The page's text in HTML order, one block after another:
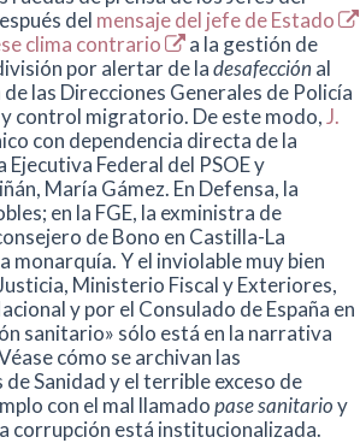
del mensaje del jefe de Estado
clima contrario
a la gestión de
por alertar de ladesafección al
las Direcciones Generales de Policía
control migratorio. De este modo, J.
con dependencia directa de la
Federal del PSOE y
María Gámez. En Defensa, la
en la FGE, la exministra de
de Bono en Castilla-La
monarquía. Y el inviolable muy bien
Ministerio Fiscal y Exteriores,
y por el Consulado de España en
sanitario» sólo está en la narrativa
cómo se archivan las
Sanidad y el terrible exceso de
con el mal llamadopase sanitarioy
corrupción está institucionalizada.